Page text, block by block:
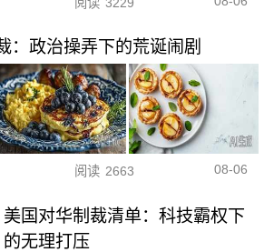
：政治操弄下的荒诞闹剧
阅读 2663 08-06
美国对华制裁清单：科技霸权下
的无理打压